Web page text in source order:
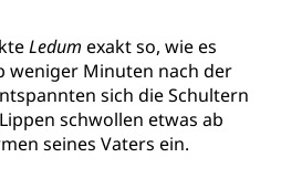
Ledum exakt so, wie es
weniger Minuten nach der
sich die Schultern
schwollen etwas ab
seines Vaters ein.